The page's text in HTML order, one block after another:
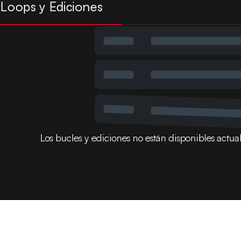
Loops y Ediciones
Los bucles y ediciones no están disponibles